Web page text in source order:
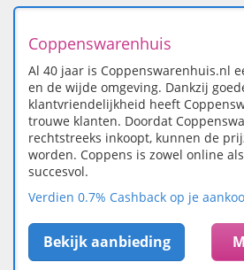
Coppenswarenhuis
Al 40 jaar is Coppenswarenhuis.nl
en de wijde omgeving. Dankzij
klantvriendelijkheid heeft
trouwe klanten. Doordat
rechtstreeks inkoopt, kunnen de
worden. Coppens is zowel online
succesvol.
Verdien 0.7% Cashback op je
Bekijk aanbieding